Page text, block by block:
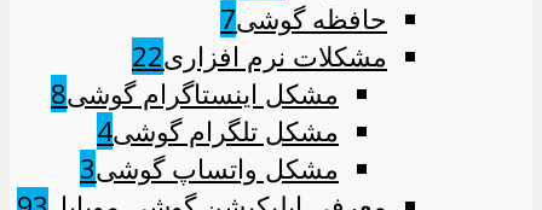
حافظه گوشی7
مشکلات نرم افزاری22
مشکل اینستاگرام گوشی8
مشکل تلگرام گوشی4
مشکل واتساپ گوشی3